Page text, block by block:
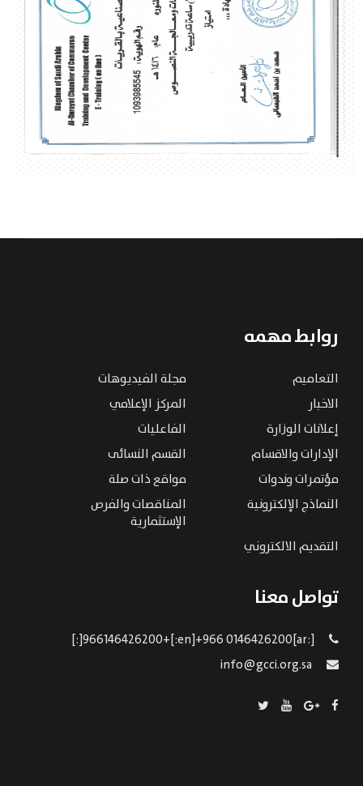
روابط مهمه
التعاميم
مجلة الفيديوهات
الاخبار
المركز الإعلامي
إعلانات الوزارة
الفاعليات
الإدارات والاقسام
القسم النسائى
مؤتمرات وندوات
مواقع ذات صلة
النماذج الإلكترونية
المناقصات والفرص
الإستثمارية
التقديم الالكتروني
تواصل معنا
[:ar]966146426200+[:en]+966 0146426200[:]